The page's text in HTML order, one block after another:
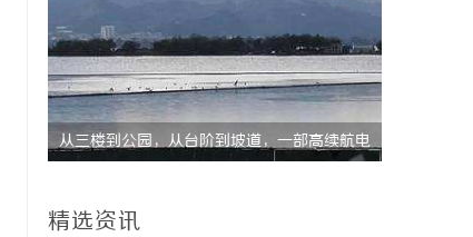
从三楼到公园，从台阶到坡道，一部高续航电
精选资讯